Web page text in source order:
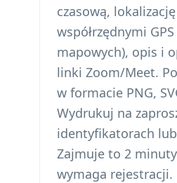
czasową,
współrzędnymi
mapowych), opis i
linki Zoom/Meet.
w formacie PNG,
Wydrukuj na
identyfikatorach
Zajmuje to 2
wymaga rejestracji.